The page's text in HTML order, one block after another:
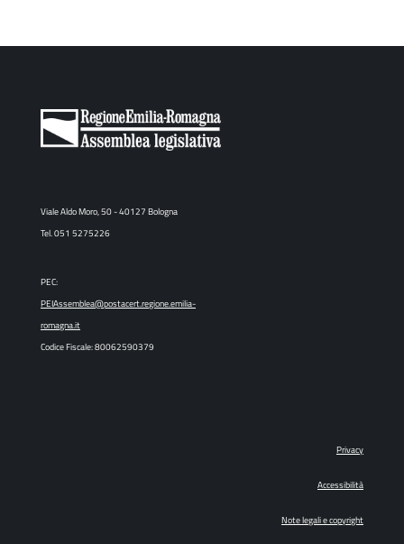
Viale Aldo Moro, 50 - 40127 Bologna
Tel. 051 5275226
PEC:
PEIAssemblea@postacert.regione.emilia-
romagna.it
Codice Fiscale: 80062590379
Privacy
Accessibilità
Note legali e copyright